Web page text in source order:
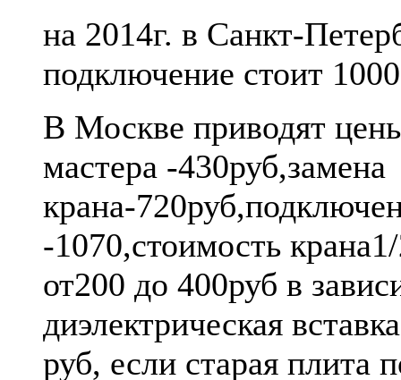
на 2014г. в Санкт-
подключение стоит
В Москве приводят
мастера -430руб,замена
крана-
-1070,стоимость
от200 до 400руб в
диэлектрическая
руб, если старая плита